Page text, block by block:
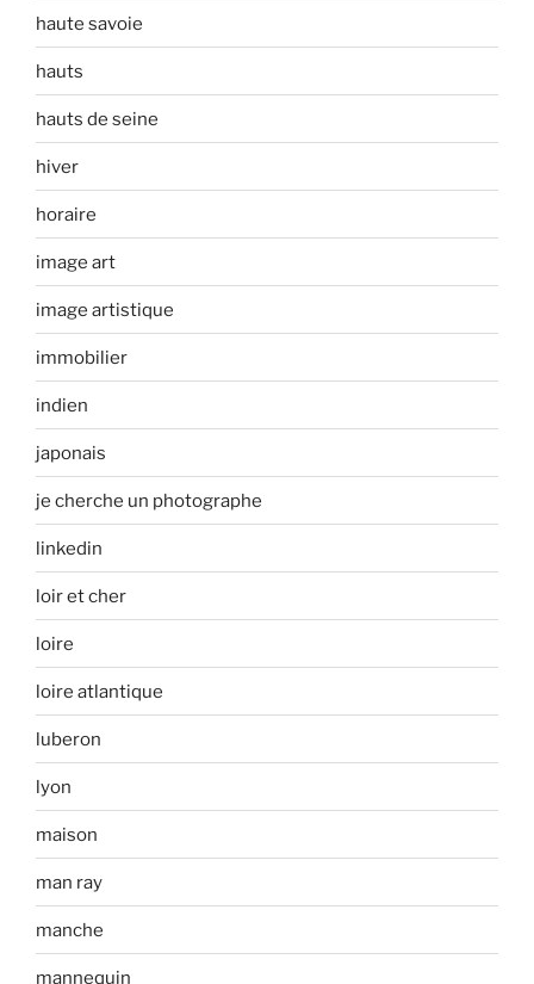
haute savoie
hauts
hauts de seine
hiver
horaire
image art
image artistique
immobilier
indien
japonais
je cherche un photographe
linkedin
loir et cher
loire
loire atlantique
luberon
lyon
maison
man ray
manche
mannequin